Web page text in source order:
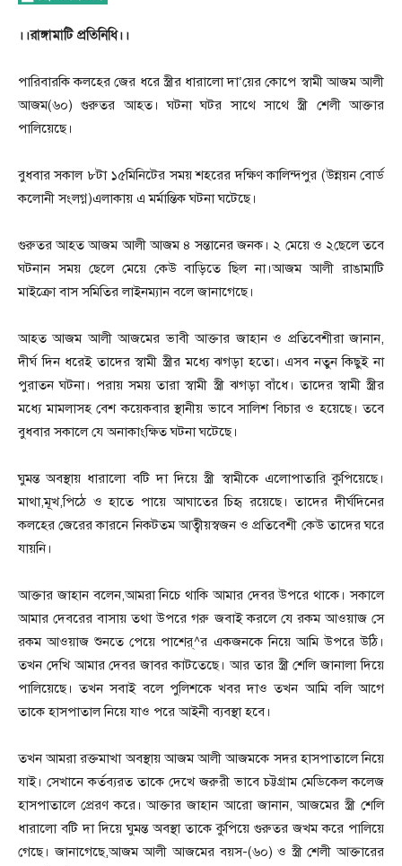
।।রাঙ্গামাটি প্রতিনিধি।।
পারিবারকি কলহের জের ধরে স্ত্রীর ধারালো দা’য়ের কোপে স্বামী আজম আলী
আজম(৬০) গুরুতর আহত। ঘটনা ঘটর সাথে সাথে স্ত্রী শেলী আক্তার
পালিয়েছে।
বুধবার সকাল ৮টা ১৫মিনিটের সময় শহরের দক্ষিণ কালিন্দপুর (উন্নয়ন বোর্ড
কলোনী সংলগ্ন)এলাকায় এ মর্মান্তিক ঘটনা ঘটেছে।
গুরুতর আহত আজম আলী আজম ৪ সন্তানের জনক। ২ মেয়ে ও ২ছেলে তবে
ঘটনান সময় ছেলে মেয়ে কেউ বাড়িতে ছিল না।আজম আলী রাঙামাটি
মাইক্রো বাস সমিতির লাইনম্যান বলে জানাগেছে।
আহত আজম আলী আজমের ভাবী আক্তার জাহান ও প্রতিবেশীরা জানান,
দীর্ঘ দিন ধরেই তাদের স্বামী স্ত্রীর মধ্যে ঝগড়া হতো। এসব নতুন কিছুই না
পুরাতন ঘটনা। পরায় সময় তারা স্বামী স্ত্রী ঝগড়া বাঁধে। তাদের স্বামী স্ত্রীর
মধ্যে মামলাসহ বেশ কয়েকবার স্থানীয় ভাবে সালিশ বিচার ও হয়েছে। তবে
বুধবার সকালে যে অনাকাংক্ষিত ঘটনা ঘটেছে।
ঘুমন্ত অবস্থায় ধারালো বটি দা দিয়ে স্ত্রী স্বামীকে এলোপাতারি কুপিয়েছে।
মাথা,মূখ,পিঠে ও হাতে পায়ে আঘাতের চিহৃ রয়েছে। তাদের দীর্ঘদিনের
কলহের জেরের কারনে নিকটতম আত্বীয়স্বজন ও প্রতিবেশী কেউ তাদের ঘরে
যায়নি।
আক্তার জাহান বলেন,আমরা নিচে থাকি আমার দেবর উপরে থাকে। সকালে
আমার দেবরের বাসায় তথা উপরে গরু জবাই করলে যে রকম আওয়াজ সে
রকম আওয়াজ শুনতে পেয়ে পাশের্^র একজনকে নিয়ে আমি উপরে উঠি।
তখন দেখি আমার দেবর জাবর কাটতেছে। আর তার স্ত্রী শেলি জানালা দিয়ে
পালিয়েছে। তখন সবাই বলে পুলিশকে খবর দাও তখন আমি বলি আগে
তাকে হাসপাতাল নিয়ে যাও পরে আইনী ব্যবস্থা হবে।
তখন আমরা রক্তমাখা অবস্থায় আজম আলী আজমকে সদর হাসপাতালে নিয়ে
যাই। সেখানে কর্তব্যরত তাকে দেখে জরুরী ভাবে চট্টগ্রাম মেডিকেল কলেজ
হাসপাতালে প্রেরণ করে। আক্তার জাহান আরো জানান, আজমের স্ত্রী শেলি
ধারালো বটি দা দিয়ে ঘুমন্ত অবস্থা তাকে কুপিয়ে গুরুতর জখম করে পালিয়ে
গেছে। জানাগেছে,আজম আলী আজমের বয়স-(৬০) ও স্ত্রী শেলী আক্তারের